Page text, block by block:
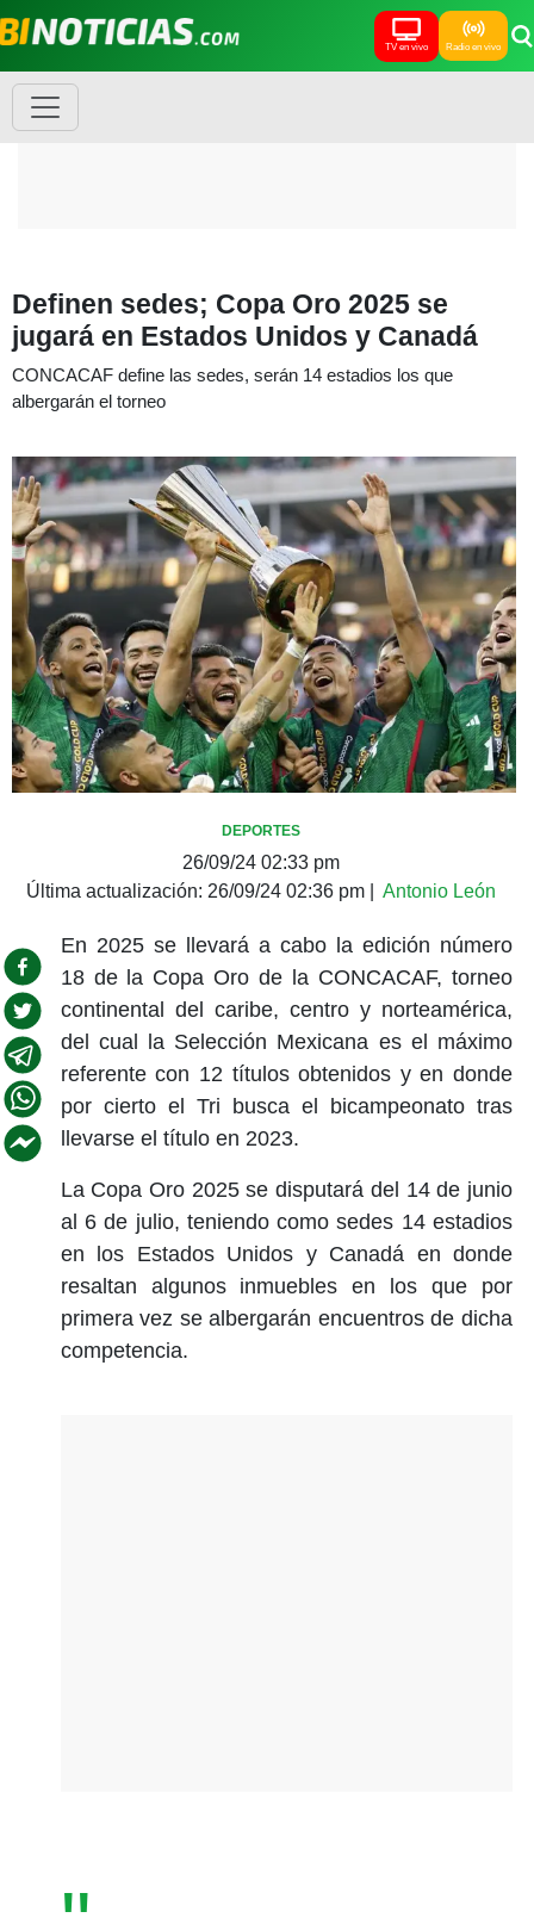
TV en vivo Radio en vivo
Definen sedes; Copa Oro 2025 se
jugará en Estados Unidos y Canadá
CONCACAF define las sedes, serán 14 estadios los que
albergarán el torneo
DEPORTES
26/09/24 02:33 pm
Última actualización: 26/09/24 02:36 pm Antonio León
En 2025 se llevará a cabo la edición número
18 de la Copa Oro de la CONCACAF, torneo
continental del caribe, centro y norteamérica,
del cual la Selección Mexicana es el máximo
referente con 12 títulos obtenidos y en donde
por cierto el Tri busca el bicampeonato tras
llevarse el título en 2023.
La Copa Oro 2025 se disputará del 14 de junio
al 6 de julio, teniendo como sedes 14 estadios
en los Estados Unidos y Canadá en donde
resaltan algunos inmuebles en los que por
primera vez se albergarán encuentros de dicha
competencia.